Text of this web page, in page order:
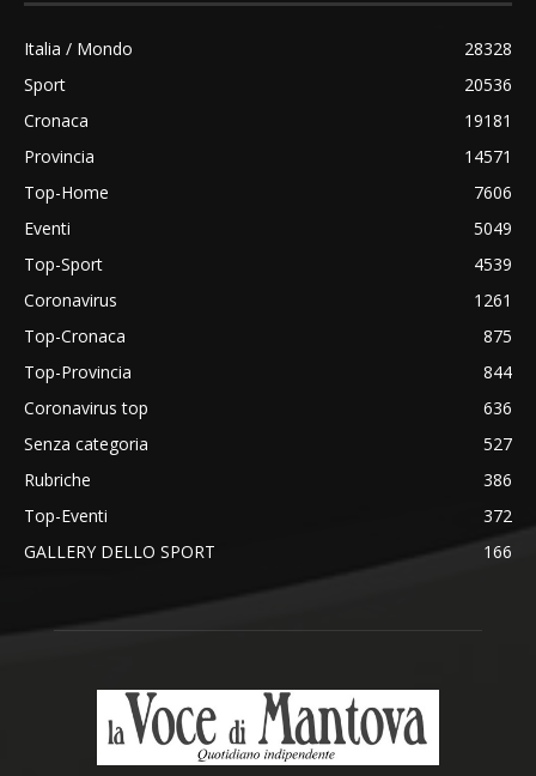
Italia / Mondo
28328
Sport
20536
Cronaca
19181
Provincia
14571
Top-Home
7606
Eventi
5049
Top-Sport
4539
Coronavirus
1261
Top-Cronaca
875
Top-Provincia
844
Coronavirus top
636
Senza categoria
527
Rubriche
386
Top-Eventi
372
GALLERY DELLO SPORT
166